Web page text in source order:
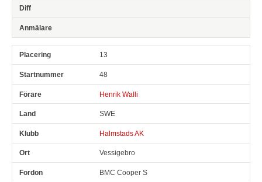
13
48
Henrik Walli
SWE
Halmstads AK
Vessigebro
BMC Cooper S